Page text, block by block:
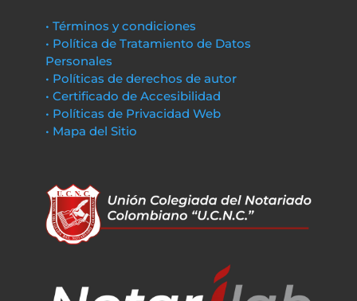
• Términos y condiciones
• Política de Tratamiento de Datos
Personales
• Políticas de derechos de autor
• Certificado de Accesibilidad
• Políticas de Privacidad Web
• Mapa del Sitio